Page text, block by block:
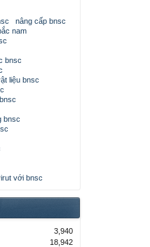
nâng cấp bnsc
nam
bnsc
liệu bnsc
bnsc
với bnsc
3,940
18,942